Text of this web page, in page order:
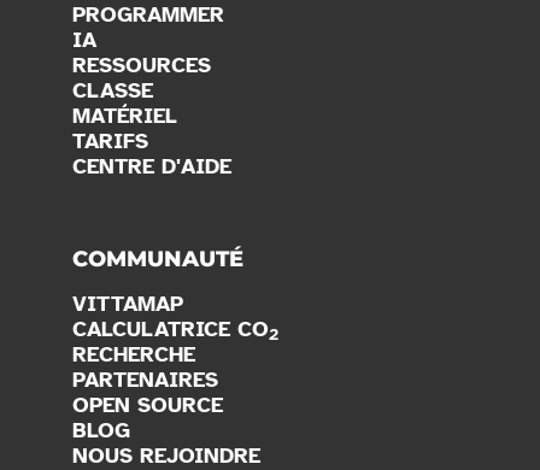
PROGRAMMER
IA
RESSOURCES
CLASSE
MATÉRIEL
TARIFS
CENTRE D'AIDE
COMMUNAUTÉ
VITTAMAP
CALCULATRICE CO2
RECHERCHE
PARTENAIRES
OPEN SOURCE
BLOG
NOUS REJOINDRE